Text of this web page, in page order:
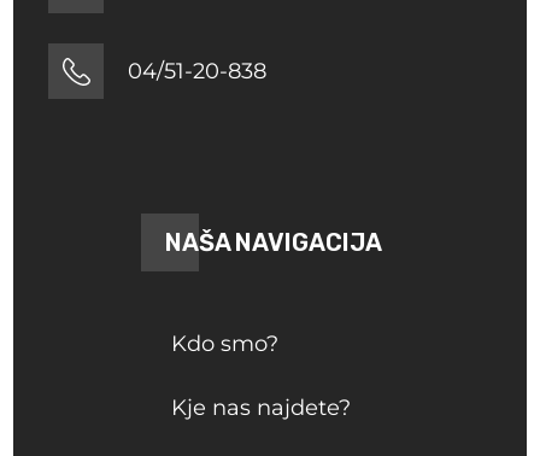
04/51-20-838
NAŠA NAVIGACIJA
Kdo smo?
Kje nas najdete?